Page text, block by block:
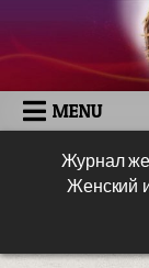
MENU
Журнал
Женский